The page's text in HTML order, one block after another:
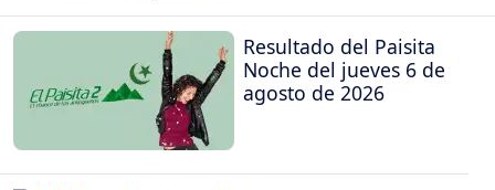
Resultado del Paisita
Noche del jueves 6 de
agosto de 2026